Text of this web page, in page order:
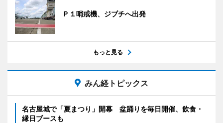
Ｐ１哨戒機、ジブチへ出発
もっと見る
みん経トピックス
名古屋城で「夏まつり」開幕 盆踊りを毎日開催、飲食・
縁日ブースも